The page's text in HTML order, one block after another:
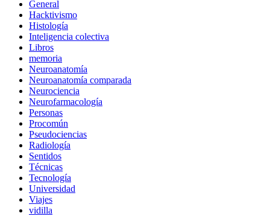
General
Hacktivismo
Histología
Inteligencia colectiva
Libros
memoria
Neuroanatomía
Neuroanatomía comparada
Neurociencia
Neurofarmacología
Personas
Procomún
Pseudociencias
Radiología
Sentidos
Técnicas
Tecnología
Universidad
Viajes
vidilla